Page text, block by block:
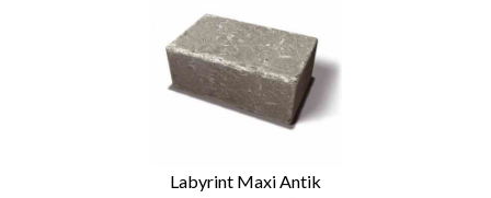
Labyrint Maxi Antik